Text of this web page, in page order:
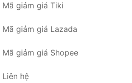
Mã giảm giá Tiki
Mã giảm giá Lazada
Mã giảm giá Shopee
Liên hệ